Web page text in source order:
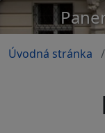
Úvodná stránka